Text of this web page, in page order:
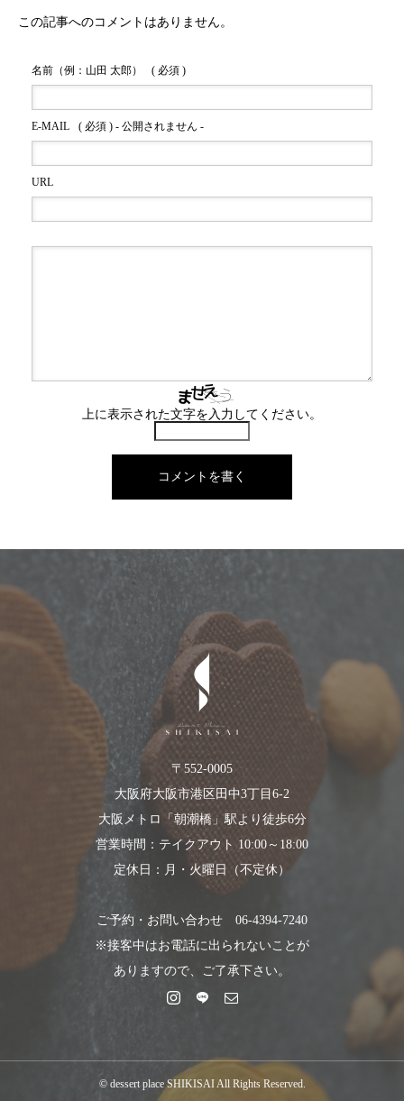
この記事へのコメントはありません。
名前（例：山田 太郎） ( 必須 )
E-MAIL ( 必須 ) - 公開されません -
URL
上に表示された文字を入力してください。
〒552-0005
大阪府大阪市港区田中3丁目6-2
大阪メトロ「朝潮橋」駅より徒歩6分
営業時間：テイクアウト 10:00～18:00
定休日：月・火曜日（不定休）
ご予約・お問い合わせ 06-4394-7240
※接客中はお電話に出られないことが
ありますので、ご了承下さい。
© dessert place SHIKISAI All Rights Reserved.